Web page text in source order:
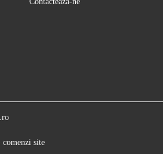
site